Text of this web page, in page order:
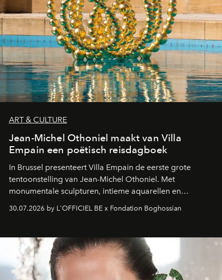
ART & CULTURE
Jean-Michel Othoniel maakt van Villa
Empain een poëtisch reisdagboek
In Brussel presenteert Villa Empain de eerste grote
tentoonstelling van Jean-Michel Othoniel. Met
monumentale sculpturen, intieme aquarellen en
fonkelend Murano-glas creëert de Franse kunstenaar
een emotionele reis waarin elk werk de herinnering
moment van verwondering.
30.07.2026 by L'OFFICIEL BE x Fondation Boghossian